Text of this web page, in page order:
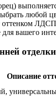
любой
оттенком ЛДСП
вашего
Описание